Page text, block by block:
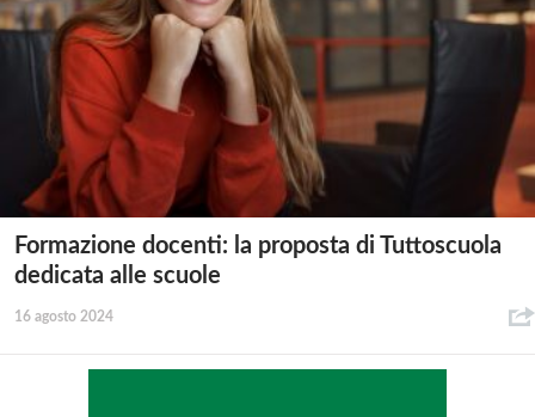
Formazione docenti: la proposta di Tuttoscuola
dedicata alle scuole
16 agosto 2024